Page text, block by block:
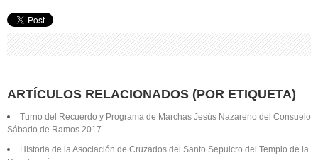
ARTÍCULOS RELACIONADOS (POR ETIQUETA)
Turno del Recuerdo y Programa de Marchas Jesús Nazareno del Consuelo
Sábado de Ramos 2017
HIstoria de la Asociación de Cruzados del Santo Sepulcro del Templo de la